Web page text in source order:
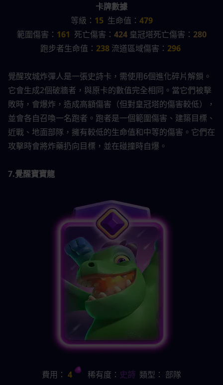
卡牌數據
等級： 15 生命值： 479
範圍傷害： 161 死亡傷害： 424 皇冠塔死亡傷害： 280
跑步者生命值： 238 流道區域傷害： 296
覺醒攻城炸彈人是一張史詩卡，需使用6個進化碎片解鎖。
它會生成2個破牆者，與原卡的數值完全相同。當它們被擊
敗時，會爆炸，造成高額傷害（但對皇冠塔的傷害較低），
並會各自召喚一名跑者。跑者是一個範圍傷害、建築目標、
近戰、地面部隊，擁有較低的生命值和中等的傷害。它們在
攻擊時會將炸藥扔向目標，並在碰撞時自爆。
7.覺醒寶寶龍
費用： 4 稀有度： 史詩 類型： 部隊